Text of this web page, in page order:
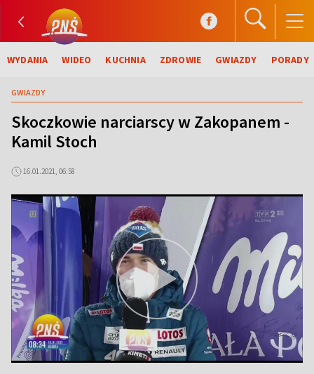
WYDANIA WIDEO KUCHNIA ZDROWIE GWIAZDY PORADY
GWIAZDY
Skoczkowie narciarscy w Zakopanem -
Kamil Stoch
16.01.2021, 06:58